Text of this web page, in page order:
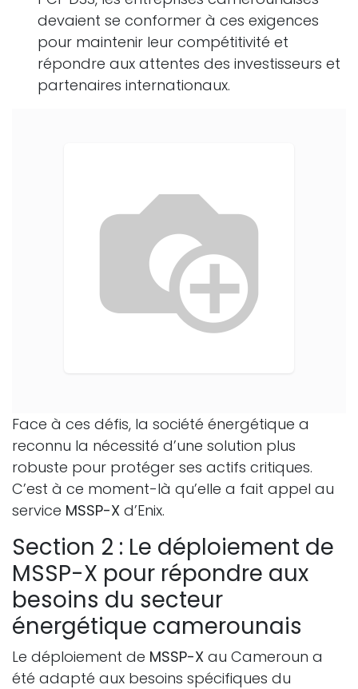
devaient se conformer à ces exigences
pour maintenir leur compétitivité et
répondre aux attentes des investisseurs et
partenaires internationaux.
Face à ces défis, la société énergétique a
reconnu la nécessité d’une solution plus
robuste pour protéger ses actifs critiques.
C’est à ce moment-là qu’elle a fait appel au
service MSSP-X d’Enix.
Section 2 : Le déploiement de
MSSP-X pour répondre aux
besoins du secteur
énergétique camerounais
Le déploiement de MSSP-X au Cameroun a
été adapté aux besoins spécifiques du